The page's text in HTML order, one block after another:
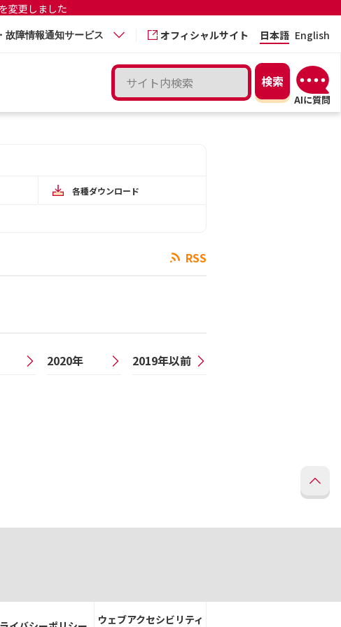
変更しました
故障情報通知サービス オフィシャルサイト 日本語 English
各種ダウンロード
RSS
2020年 2019年以前
ウェブアクセシビリティ